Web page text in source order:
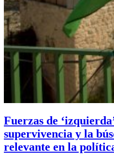
Fuerzas de
supervivencia y la
relevante en la